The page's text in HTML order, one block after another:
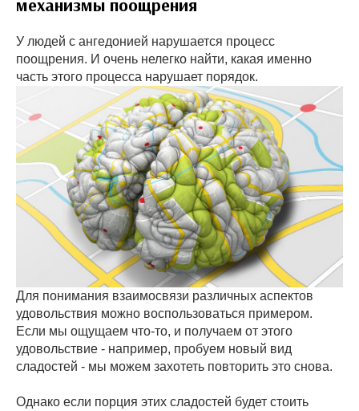
механизмы поощрения
У людей с ангедонией нарушается процесс
поощрения. И очень нелегко найти, какая именно
часть этого процесса нарушает порядок.
Для понимания взаимосвязи различных аспектов
удовольствия можно воспользоваться примером.
Если мы ощущаем что-то, и получаем от этого
удовольствие - например, пробуем новый вид
сладостей - мы можем захотеть повторить это снова.
Однако если порция этих сладостей будет стоить